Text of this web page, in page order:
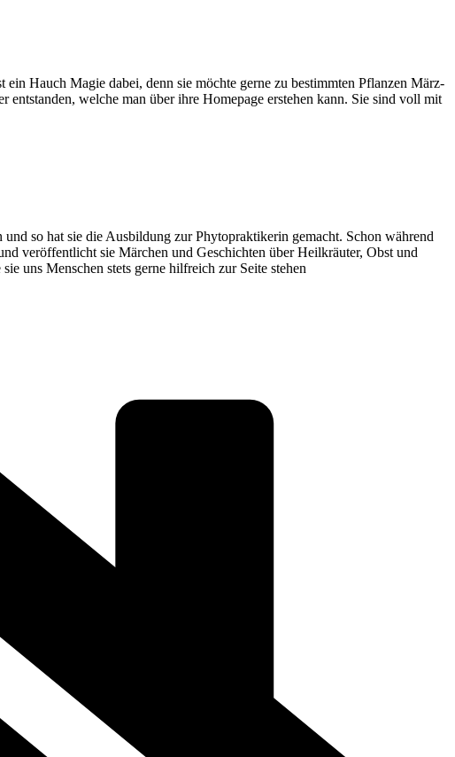
Hauch Magie dabei, denn sie möch­te ger­ne zu bestimm­ten Pflan­zen März­
ent­stan­den, wel­che man über ihre Home­page erste­hen kann. Sie sind voll mit
so hat sie die Aus­bil­dung zur Phy­to­prak­ti­ke­rin gemacht. Schon wäh­rend
ver­öf­fent­licht sie Mär­chen und Geschich­ten über Heil­kräu­ter, Obst und
uns Men­schen stets ger­ne hilf­reich zur Sei­te stehen